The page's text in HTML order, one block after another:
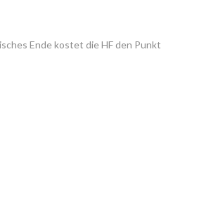
Ende kostet die HF den Punkt